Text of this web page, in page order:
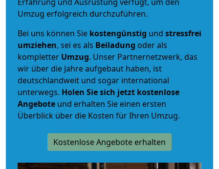
Umzug erfolgreich durchzuführen.
Bei uns können Sie kostengünstig und stressfrei
umziehen, sei es als Beiladung oder als
kompletter Umzug. Unser Partnernetzwerk, das
wir über die Jahre aufgebaut haben, ist
deutschlandweit und sogar international
unterwegs. Holen Sie sich jetzt kostenlose
Angebote und erhalten Sie einen ersten
Überblick über die Kosten für Ihren Umzug.
Kostenlose Angebote erhalten